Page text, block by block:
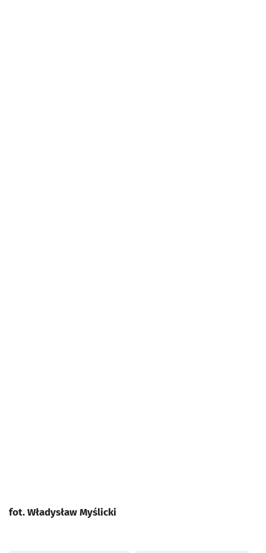
fot. Władysław Myślicki